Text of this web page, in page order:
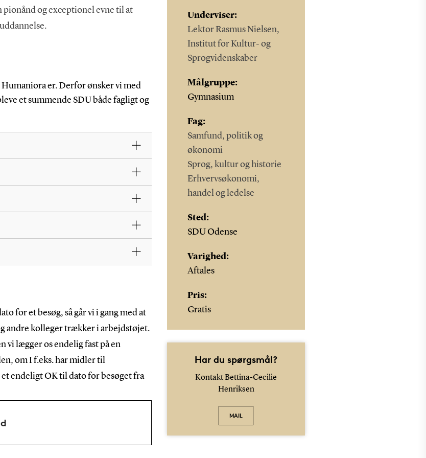
og exceptionel evne til at
er. Derfor ønsker vi med
et summende SDU både fagligt og
for et besøg, så går vi i gang med at
andre kolleger trækker i arbejdstøjet.
vi lægger os endelig fast på en
om I f.eks. har midler til
endeligt OK til dato for besøget fra
Underviser:
Lektor Rasmus Nielsen,
Institut for Kultur- og
Sprogvidenskaber
Målgruppe:
Gymnasium
Fag:
Samfund, politik og
økonomi
Sprog, kultur og historie
Erhvervsøkonomi,
handel og ledelse
Sted:
SDU Odense
Varighed:
Aftales
Pris:
Gratis
Har du spørgsmål?
Kontakt Bettina-Cecilie
Henriksen
MAIL